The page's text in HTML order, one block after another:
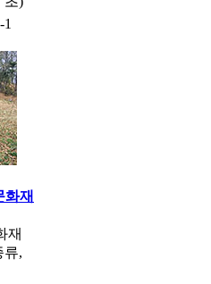
화재
재
류,